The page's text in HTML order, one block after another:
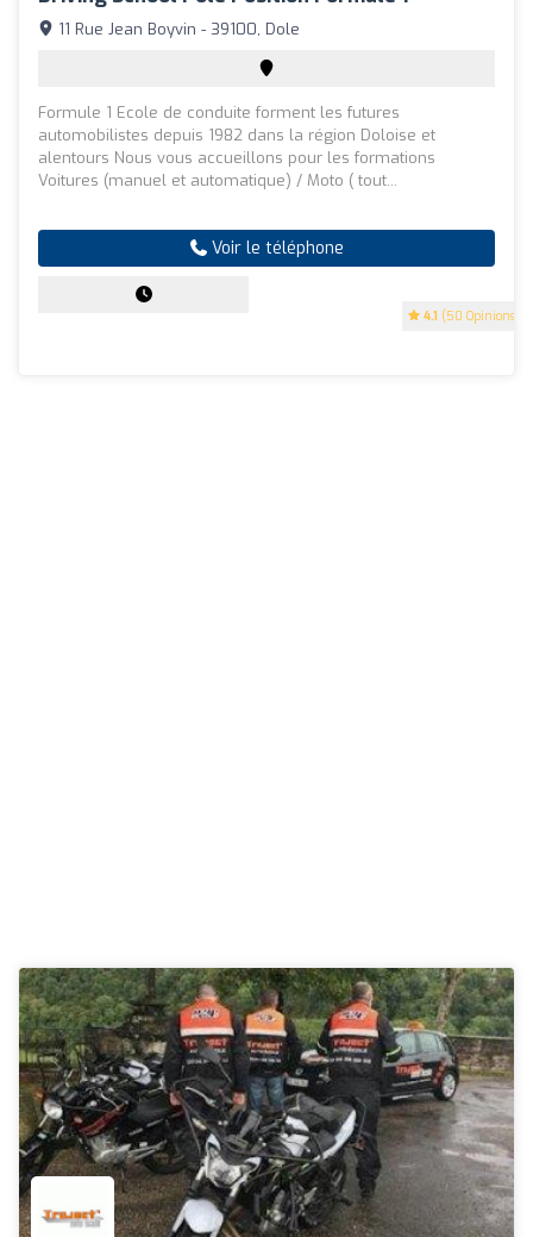
4.1 (50 Opinions)
11 Rue Jean Boyvin - 39100, Dole
Formule 1 Ecole de conduite forment les futures
automobilistes depuis 1982 dans la région Doloise et
alentours Nous vous accueillons pour les formations
Voitures (manuel et automatique) / Moto ( tout...
Voir le téléphone